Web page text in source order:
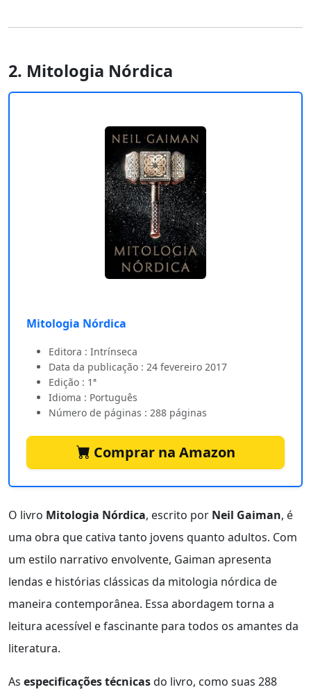
2. Mitologia Nórdica
Mitologia Nórdica
Editora : Intrínseca
Data da publicação : 24 fevereiro 2017
Edição : 1ª
Idioma : Português
Número de páginas : 288 páginas
Comprar na Amazon
O livro Mitologia Nórdica, escrito por Neil Gaiman, é
uma obra que cativa tanto jovens quanto adultos. Com
um estilo narrativo envolvente, Gaiman apresenta
lendas e histórias clássicas da mitologia nórdica de
maneira contemporânea. Essa abordagem torna a
leitura acessível e fascinante para todos os amantes da
literatura.
As especificações técnicasdo livro, como suas 288